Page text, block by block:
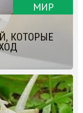
МИР
КОТОРЫЕ